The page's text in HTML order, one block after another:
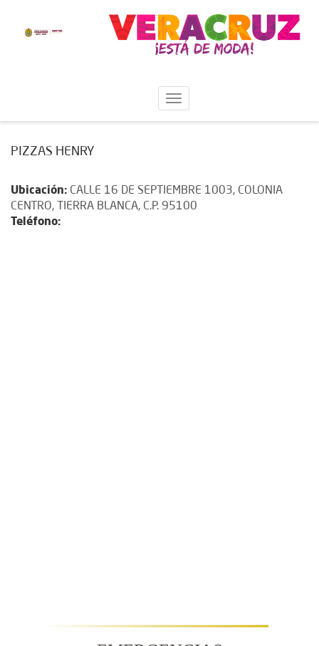
PIZZAS HENRY
Ubicación: CALLE 16 DE SEPTIEMBRE 1003, COLONIA
CENTRO, TIERRA BLANCA, C.P. 95100
Teléfono: